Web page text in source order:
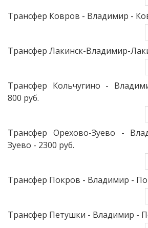
Трансфер Ковров - Владимир -
Трансфер Лакинск-Владимир-
Трансфер Кольчугино -
800 руб.
Трансфер Орехово-Зуево -
Зуево - 2300 руб.
Трансфер Покров - Владимир -
Трансфер Петушки - Владимир -